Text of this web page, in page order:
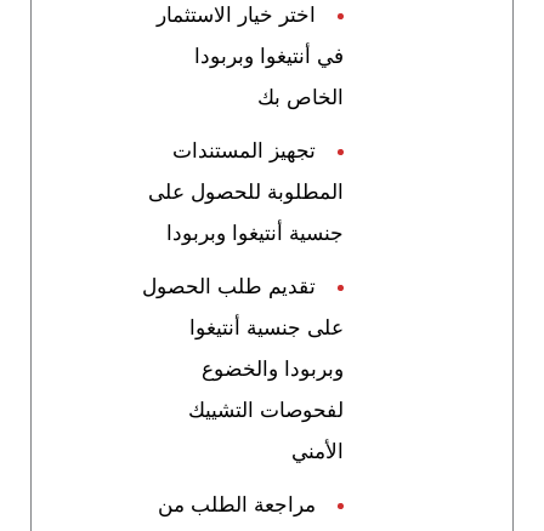
اختر خيار الاستثمار
في أنتيغوا وبربودا
الخاص بك
تجهيز المستندات
المطلوبة للحصول على
جنسية أنتيغوا وبربودا
تقديم طلب الحصول
على جنسية أنتيغوا
وبربودا والخضوع
لفحوصات التشييك
الأمني
مراجعة الطلب من